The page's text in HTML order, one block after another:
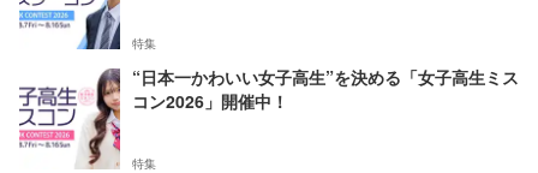
特集
“日本一かわいい女子高生”を決める「女子高生ミス
コン2026」開催中！
特集